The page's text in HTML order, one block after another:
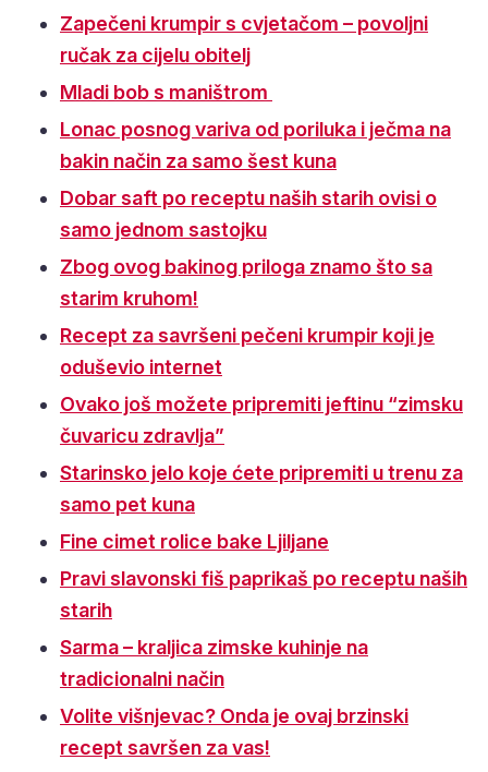
Zapečeni krumpir s cvjetačom – povoljni
ručak za cijelu obitelj
Mladi bob s maništrom
Lonac posnog variva od poriluka i ječma na
bakin način za samo šest kuna
Dobar saft po receptu naših starih ovisi o
samo jednom sastojku
Zbog ovog bakinog priloga znamo što sa
starim kruhom!
Recept za savršeni pečeni krumpir koji je
oduševio internet
Ovako još možete pripremiti jeftinu “zimsku
čuvaricu zdravlja”
Starinsko jelo koje ćete pripremiti u trenu za
samo pet kuna
Fine cimet rolice bake Ljiljane
Pravi slavonski fiš paprikaš po receptu naših
starih
Sarma – kraljica zimske kuhinje na
tradicionalni način
Volite višnjevac? Onda je ovaj brzinski
recept savršen za vas!